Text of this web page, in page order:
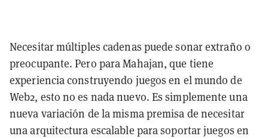
Necesitar múltiples cadenas puede sonar extraño o
preocupante. Pero para Mahajan, que tiene
experiencia construyendo juegos en el mundo de
Web2, esto no es nada nuevo. Es simplemente una
nueva variación de la misma premisa de necesitar
una arquitectura escalable para soportar juegos en